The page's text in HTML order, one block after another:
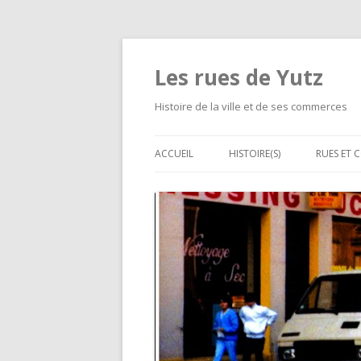
Les rues de Yutz
Histoire de la ville et de ses commerces
ACCUEIL HISTOIRE(S)
CORMONTAIGNE
SÉPARATIONS ET FUSIONS
LE CHEMIN DE FER À YUTZ
LES ÉVÉNEMENTS
LES HABITATIONS
RUES ET
LES
RUE